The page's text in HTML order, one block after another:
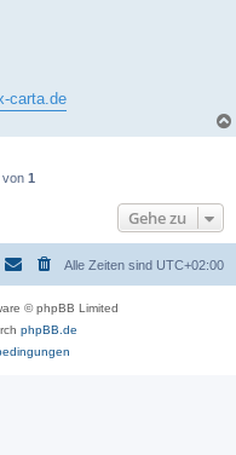
carta.de
von 1
Gehe zu
Alle Zeiten sind UTC+02:00
© phpBB Limited
phpBB.de